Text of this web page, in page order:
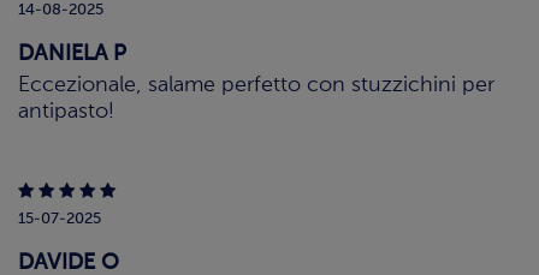
14-08-2025
DANIELA P
Eccezionale, salame perfetto con stuzzichini per
antipasto!
15-07-2025
DAVIDE O